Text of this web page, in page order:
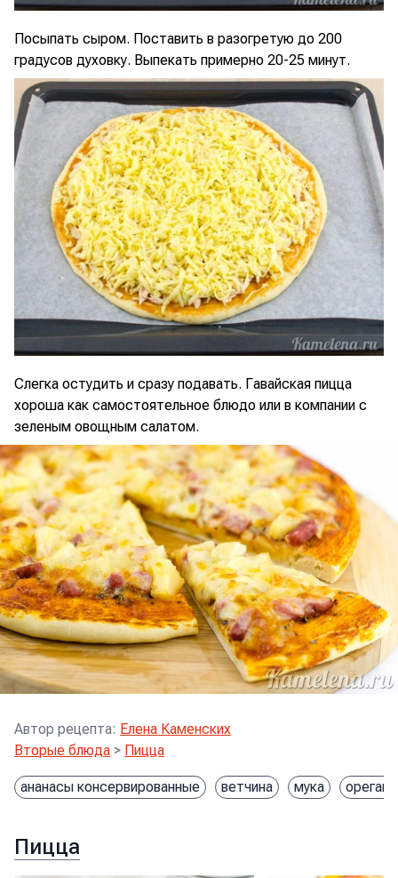
Посыпать сыром. Поставить в разогретую до 200
градусов духовку. Выпекать примерно 20-25 минут.
Слегка остудить и сразу подавать. Гавайская пицца
хороша как самостоятельное блюдо или в компании с
зеленым овощным салатом.
Автор рецепта: Елена Каменских
Вторые блюда > Пицца
ананасы консервированные ветчина мука орегано
Пицца